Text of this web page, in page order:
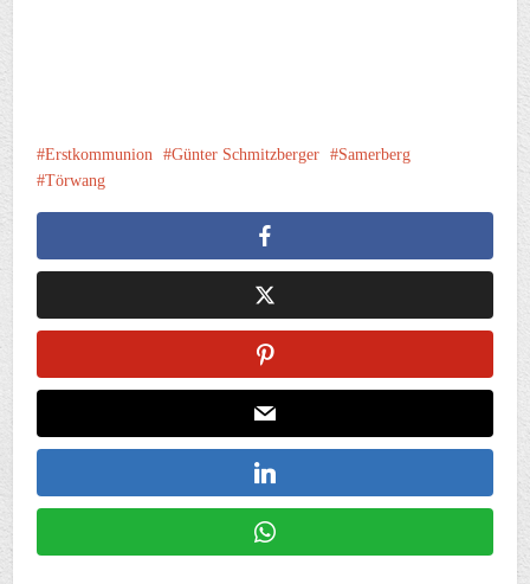
Erstkommunion Günter Schmitzberger
Samerberg
Törwang